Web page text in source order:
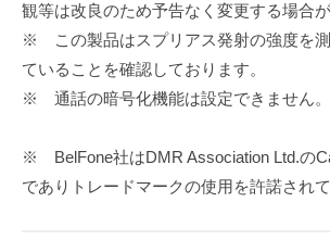
観等は改良のため予告なく変更する場合が
※ この製品はスプリアス発射の強度を
ていることを確認しております。
※ 通話の暗号化機能は設定できません。
※ BelFone社はDMR Association Ltd.の
でありトレードマークの使用を許諾されて